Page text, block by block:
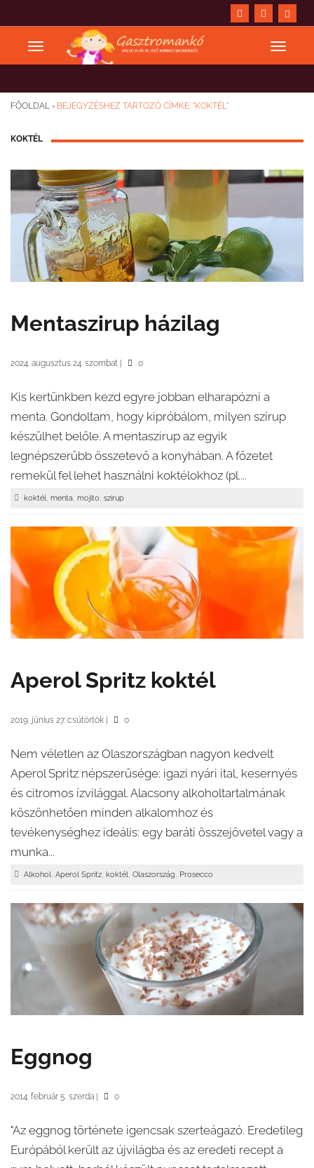
FŐOLDAL › BEJEGYZÉSHEZ TARTOZÓ CÍMKE: "KOKTÉL"
KOKTÉL
Mentaszirup házilag
2024. augusztus 24. szombat 0
Kis kertünkben kezd egyre jobban elharapózni a
menta. Gondoltam, hogy kipróbálom, milyen szirup
készülhet belőle. A mentaszirup az egyik
legnépszerűbb összetevő a konyhában. A főzetet
remekül fel lehet használni koktélokhoz (pl....
koktél, menta, mojito, szirup
Aperol Spritz koktél
2019. június 27. csütörtök 0
Nem véletlen az Olaszországban nagyon kedvelt
Aperol Spritz népszerűsége: igazi nyári ital, kesernyés
és citromos ízvilággal. Alacsony alkoholtartalmának
köszönhetően minden alkalomhoz és
tevékenységhez ideális: egy baráti összejövetel vagy a
munka...
Alkohol, Aperol Spritz, koktél, Olaszország, Prosecco
Eggnog
2014. február 5. szerda 0
"Az eggnog története igencsak szerteágazó. Eredetileg
Európából került az újvilágba és az eredeti recept a